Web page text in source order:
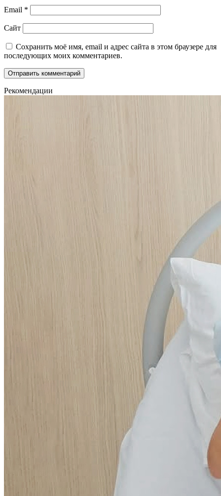
Email *
Сайт
Сохранить моё имя, email и адрес сайта в этом браузере для
последующих моих комментариев.
Рекомендации